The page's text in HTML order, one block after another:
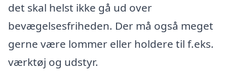
det skal helst ikke gå ud over
bevægelsesfriheden. Der må også meget
gerne være lommer eller holdere til f.eks.
værktøj og udstyr.